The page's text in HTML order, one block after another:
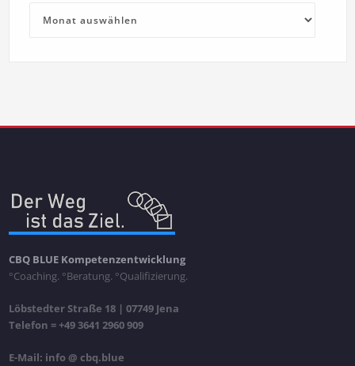
CBQ BLUE Kompetenzentwicklung
°Coaching. °Beratung. °Qualifizierung.
Löbstedter Straße 18 | 07749 Jena
Telefon = +49 3641 2960 909
E-Mail: info @ cbq.blue